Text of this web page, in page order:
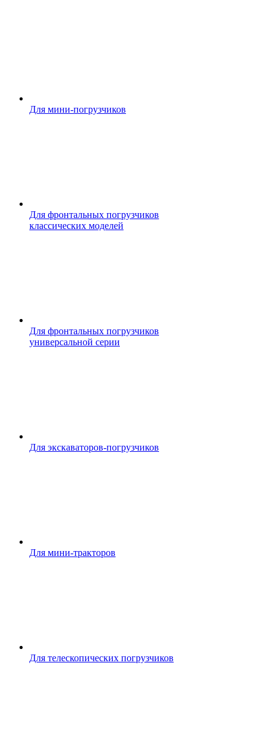
Для мини-погрузчиков
Для фронтальных погрузчиков
классических моделей
Для фронтальных погрузчиков
универсальной серии
Для экскаваторов-погрузчиков
Для мини-тракторов
Для телескопических погрузчиков